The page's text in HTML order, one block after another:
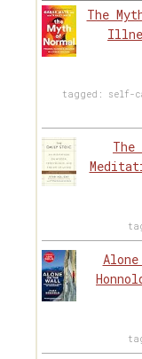
The
tagged: self-